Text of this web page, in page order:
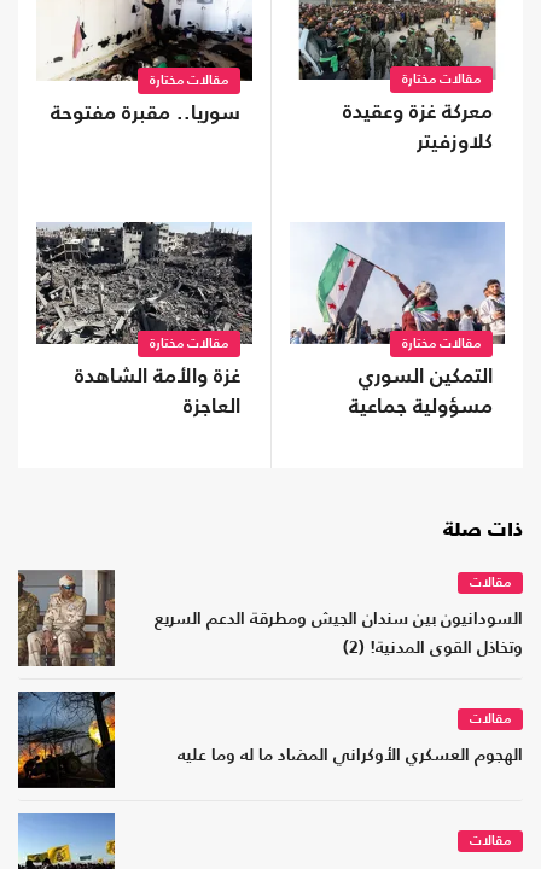
مقالات مختارة
معركة غزة وعقيدة
كلاوزفيتر
مقالات مختارة
سوريا.. مقبرة مفتوحة
مقالات مختارة
التمكين السوري
مسؤولية جماعية
مقالات مختارة
غزة والأمة الشاهدة
العاجزة
ذات صلة
مقالات
السودانيون بين سندان الجيش ومطرقة الدعم السريع
وتخاذل القوى المدنية! (2)
مقالات
الهجوم العسكري الأوكراني المضاد ما له وما عليه
مقالات